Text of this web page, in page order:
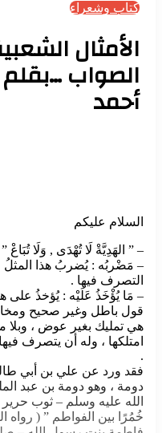
كتاب وشعراء
الأمثال
الصواب
أحمد
السلام عليكم
– ” الهَدِيَّةْ لَا تُهْدَى , وَلَا تُبَاعْ
– مَضْربُه : يُضربُ هذا المثلُ
التصرف فيها .
– مَا يُؤْخَذُ عَلَيْه : يُؤخذُ على
قول باطل وغير صحيح
هي تمليك بغير عوض ، وبلا
امتلكها ، وله أن يتصرف
.
فقد ورد عن علي بن أبي
دومة ، وهو دومة بن عبد
الله عليه وسلم – ثوب
خُمُرًا بين الفواطم ” ( رواه